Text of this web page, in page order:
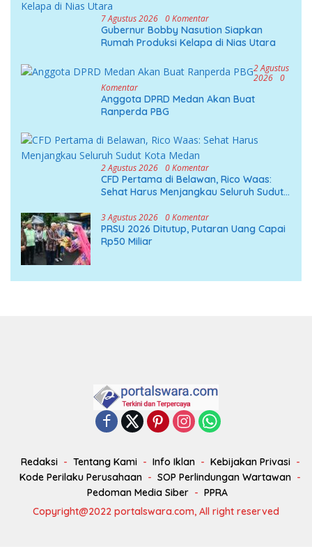
7 Agustus 2026 0 Komentar
Gubernur Bobby Nasution Siapkan
Rumah Produksi Kelapa di Nias Utara
2 Agustus
2026 0
Komentar
Anggota DPRD Medan Akan Buat
Ranperda PBG
2 Agustus 2026 0 Komentar
CFD Pertama di Belawan, Rico Waas:
Sehat Harus Menjangkau Seluruh Sudut
3 Agustus 2026 0 Komentar
PRSU 2026 Ditutup, Putaran Uang Capai
Rp50 Miliar
Redaksi Tentang Kami Info Iklan
Kebijakan Privasi
Kode Perilaku Perusahaan
SOP Perlindungan Wartawan
Pedoman Media Siber
PPRA
Copyright@2022 portalswara.com, All right reserved